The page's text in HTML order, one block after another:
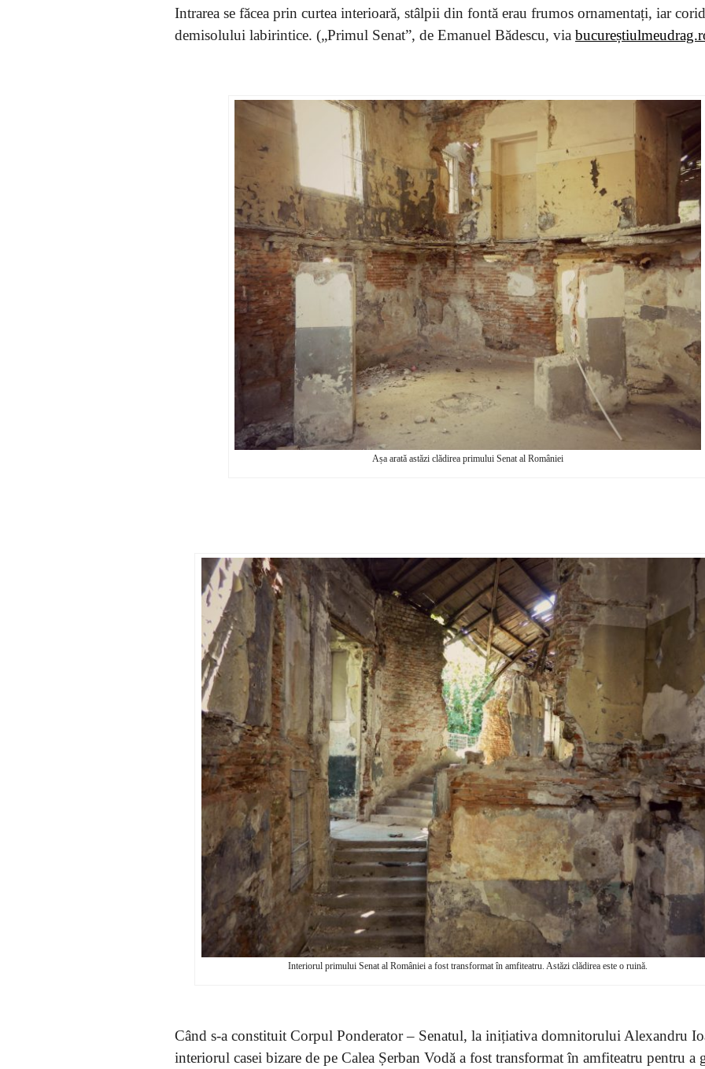
Intrarea se făcea prin curtea interioară, stâlpii din fontă erau frumos ornamentați, iar
demisolului labirintice. („Primul Senat”, de Emanuel Bădescu, via
Așa arată astăzi clădirea primului Senat al României
Interiorul primului Senat al României a fost transformat în amfiteatru. Astăzi clădirea este o ruină.
Când s-a constituit Corpul Ponderator – Senatul, la inițiativa domnitorului Alexandru
interiorul casei bizare de pe Calea Șerban Vodă a fost transformat în amfiteatru pentru a